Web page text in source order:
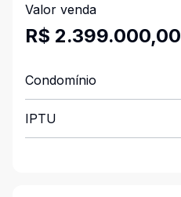
Valor venda
R$ 2.399.000,00
Condomínio
IPTU